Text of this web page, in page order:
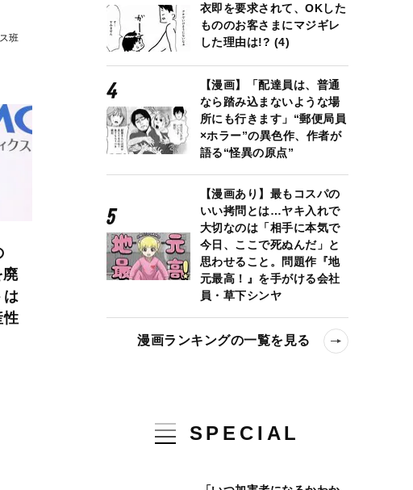
班
廃
は
性
衣即を要求されて、OKした
もののお客さまにマジギレ
した理由は!? (4)
【漫画】「配達員は、普通
なら踏み込まないような場
所にも行きます」“郵便局員
×ホラー”の異色作、作者が
語る“怪異の原点”
【漫画あり】最もコスパの
いい拷問とは…ヤキ入れで
大切なのは「相手に本気で
今日、ここで死ぬんだ」と
思わせること。問題作『地
元最高！』を手がける会社
員・草下シンヤ
漫画ランキングの一覧を見る
SPECIAL